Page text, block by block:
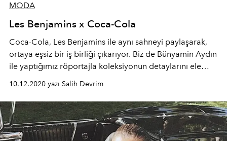
MODA
Les Benjamins x Coca-Cola
Coca-Cola, Les Benjamins ile aynı sahneyi paylaşarak,
ortaya eşsiz bir iş birliği çıkarıyor. Biz de Bünyamin Aydın
ile yaptığımız röportajla koleksiyonun detaylarını ele
10.12.2020 yazı Salih Devrim